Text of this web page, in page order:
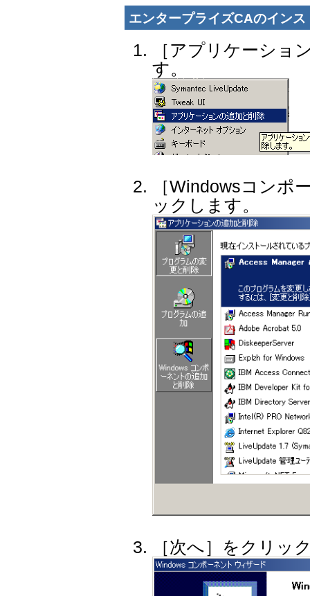
エンタープライズCAのインス
［アプリケーショ
す。
［Windowsコンポ
ックします。
［次へ］をクリッ